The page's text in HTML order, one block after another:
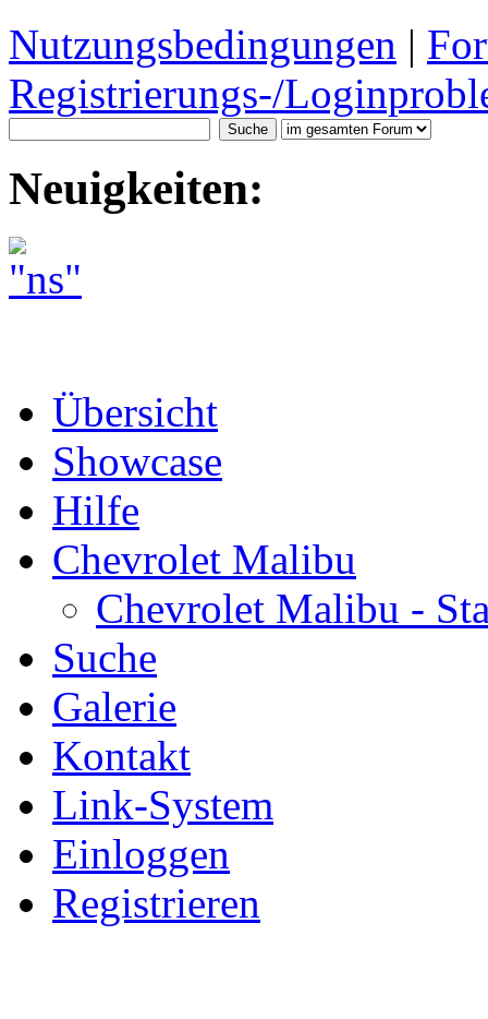
Nutzungsbedingungen |
Registrierungs-/
Neuigkeiten:
Übersicht
Showcase
Hilfe
Chevrolet Malibu
Chevrolet Malibu -
Suche
Galerie
Kontakt
Link-System
Einloggen
Registrieren